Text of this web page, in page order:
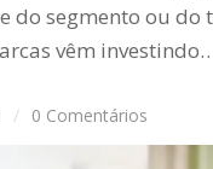
do segmento ou do
vêm
/ 0 Comentários